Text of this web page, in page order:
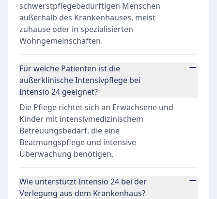
schwerstpflegebedürftigen Menschen
außerhalb des Krankenhauses, meist
zuhause oder in spezialisierten
Wohngemeinschaften.
Für welche Patienten ist die
außerklinische Intensivpflege bei
Intensio 24 geeignet?
Die Pflege richtet sich an Erwachsene und
Kinder mit intensivmedizinischem
Betreuungsbedarf, die eine
Beatmungspflege und intensive
Überwachung benötigen.
Wie unterstützt Intensio 24 bei der
Verlegung aus dem Krankenhaus?